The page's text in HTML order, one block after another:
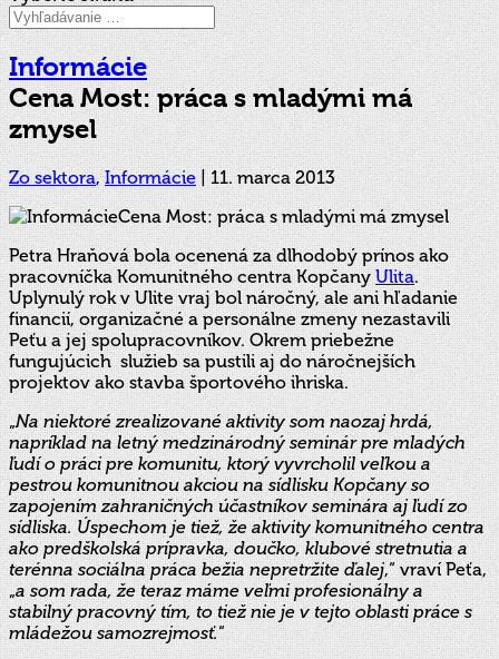
Informácie
Cena Most: práca s mladými má
zmysel
Zo sektora,Informácie|11. marca 2013
Petra Hraňová bola ocenená za dlhodobý prínos ako
pracovníčka Komunitného centra KopčanyUlita.
Uplynulý rok v Ulite vraj bol náročný, ale ani hľadanie
financií, organizačné a personálne zmeny nezastavili
Peťu a jej spolupracovníkov. Okrem priebežne
fungujúcich služieb sa pustili aj do náročnejších
projektov ako stavba športového ihriska.
„Na niektoré zrealizované aktivity som naozaj hrdá,
napríklad na letný medzinárodný seminár pre mladých
ľudí o práci pre komunitu, ktorý vyvrcholil veľkou a
pestrou komunitnou akciou na sídlisku Kopčany so
zapojením zahraničných účastníkov seminára aj ľudí zo
sídliska. Úspechom je tiež, že aktivity komunitného centra
ako predškolská prípravka, doučko, klubové stretnutia a
terénna sociálna práca bežia nepretržite ďalej,“ vraví Peťa,
„a som rada, že teraz máme veľmi profesionálny a
stabilný pracovný tím, to tiež nie je v tejto oblasti práce s
mládežou samozrejmosť.“